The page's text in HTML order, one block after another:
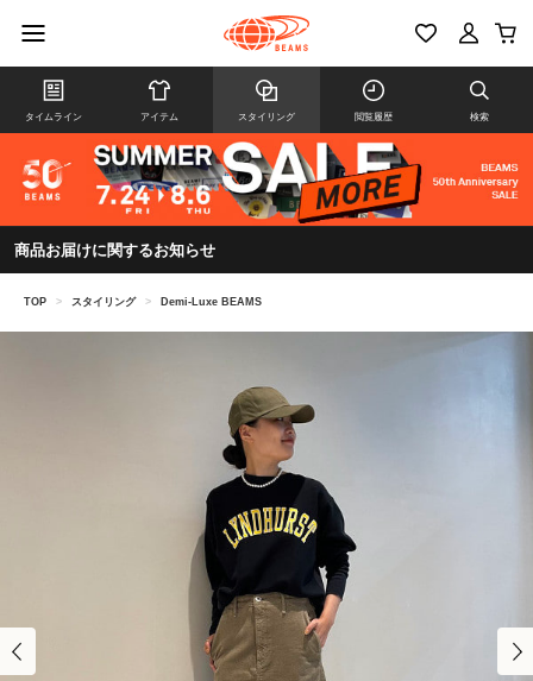
タイムライン アイテム スタイリング 閲覧履歴 検索
商品お届けに関するお知らせ
TOP > スタイリング > Demi-Luxe BEAMS